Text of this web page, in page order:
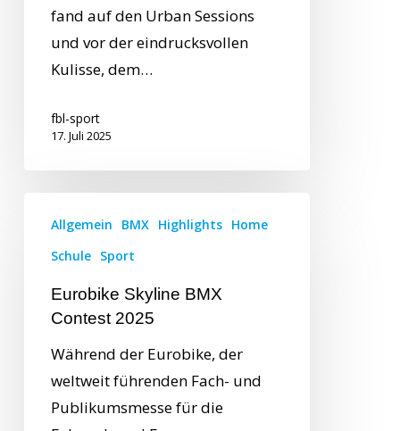
fand auf den Urban Sessions
und vor der eindrucksvollen
Kulisse, dem…
fbl-sport
17. Juli 2025
Allgemein BMX Highlights Home
Schule Sport
Eurobike Skyline BMX
Contest 2025
Während der Eurobike, der
weltweit führenden Fach- und
Publikumsmesse für die